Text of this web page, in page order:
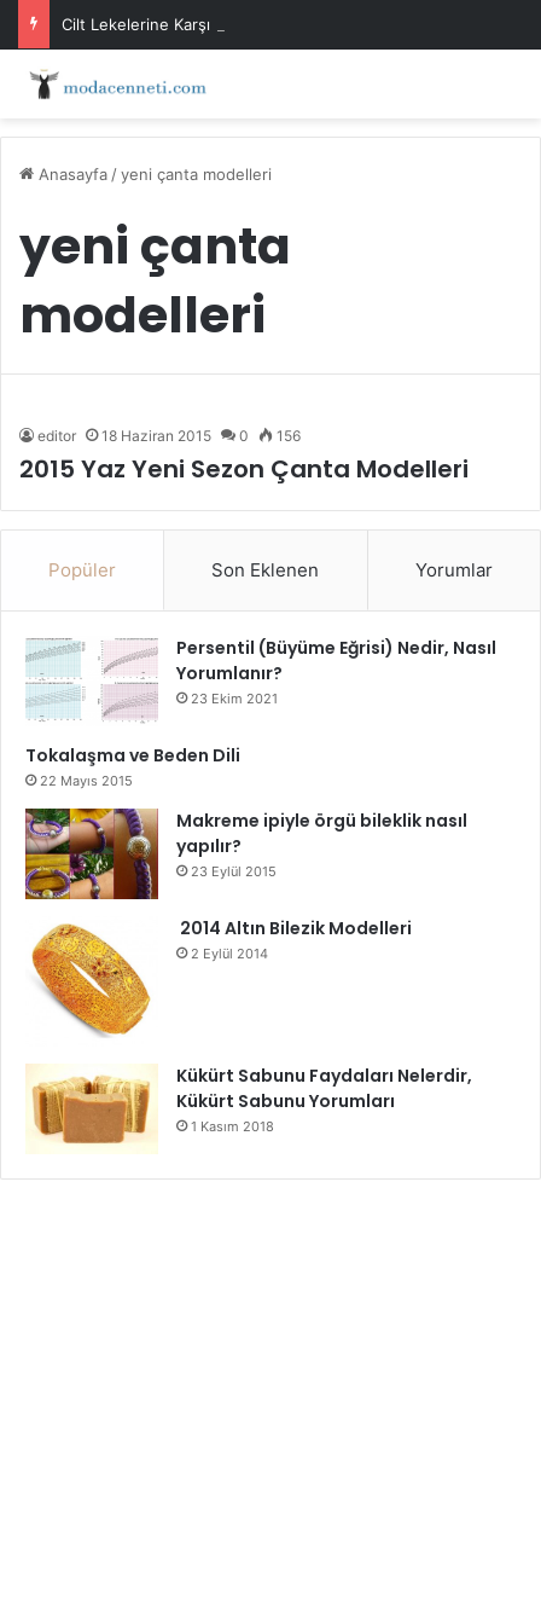
Cilt Lekelerine Karşı Evde Maske Önerileri
Anasayfa /yeni çanta modelleri
yeni çanta
modelleri
editor 18 Haziran 2015 0 156
2015 Yaz Yeni Sezon Çanta Modelleri
Popüler Son Eklenen Yorumlar
Persentil (Büyüme Eğrisi) Nedir, Nasıl
Yorumlanır?
23 Ekim 2021
Tokalaşma ve Beden Dili
22 Mayıs 2015
Makreme ipiyle örgü bileklik nasıl
yapılır?
23 Eylül 2015
2014 Altın Bilezik Modelleri
2 Eylül 2014
Kükürt Sabunu Faydaları Nelerdir,
Kükürt Sabunu Yorumları
1 Kasım 2018